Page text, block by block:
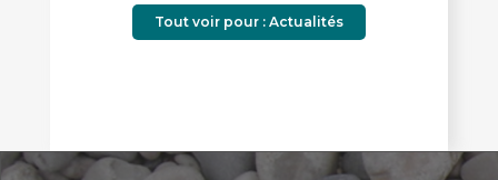
Tout voir pour : Actualités